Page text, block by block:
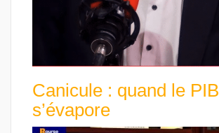
Canicule : quand le PIB
s’évapore